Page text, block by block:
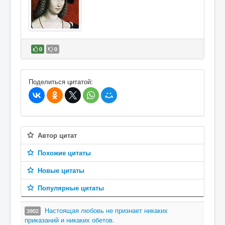
0 0
В избранное
Поделиться цитатой:
Автор цитат
Похожие цитаты
Новые цитаты
Популярные цитаты
3902
Настоящая любовь не признает никаких
приказаний и никаких обетов.